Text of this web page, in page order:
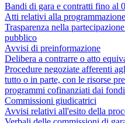
Bandi di gara e contratti fino al
Atti relativi alla
Trasparenza nella
pubblico
Avvisi di preinformazione
Delibera a contrarre o atto
Procedure negoziate afferenti
tutto o in parte, con le risorse
programmi cofinanziati dai
Commissioni giudicatrici
Avvisi relativi all'esito della